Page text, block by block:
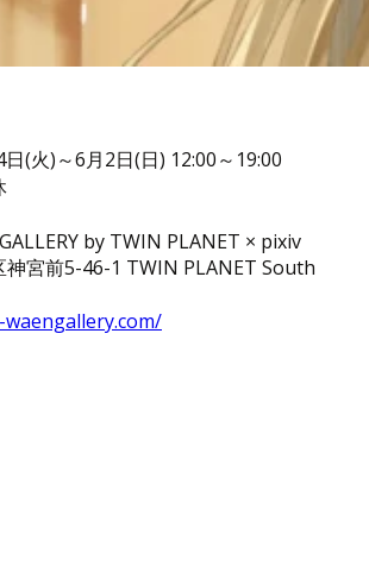
(火)～6月2日(日) 12:00～19:00
by TWIN PLANET × pixiv
神宮前5-46-1 TWIN PLANET South